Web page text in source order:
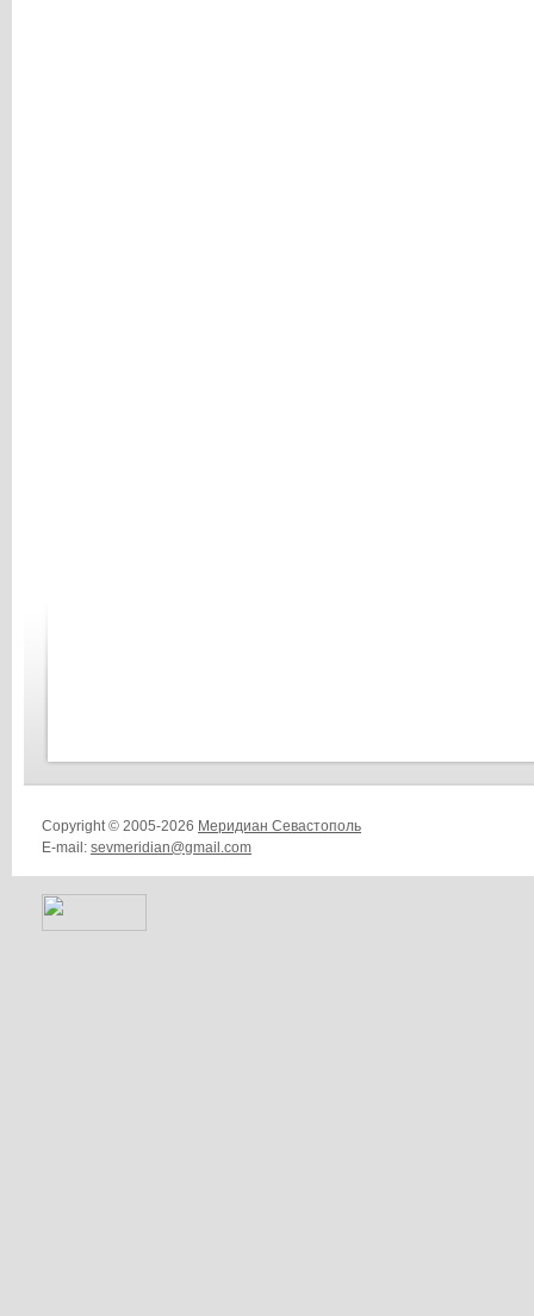
Copyright © 2005-2026 Меридиан Севастополь
E-mail: sevmeridian@gmail.com